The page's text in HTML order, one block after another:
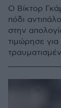
Ο Βίκτορ
πόδι
στην
τιμώρησε